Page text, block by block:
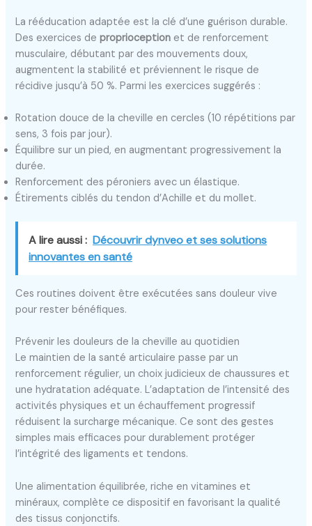
La rééducation adaptée est la clé d’une guérison durable.
Des exercices deproprioception et de renforcement
musculaire, débutant par des mouvements doux,
augmentent la stabilité et préviennent le risque de
récidive jusqu’à 50 %. Parmi les exercices suggérés :
Rotation douce de la cheville en cercles (10 répétitions par
sens, 3 fois par jour).
Équilibre sur un pied, en augmentant progressivement la
durée.
Renforcement des péroniers avec un élastique.
Étirements ciblés du tendon d’Achille et du mollet.
A lire aussi : Découvrir dynveo et ses solutions
innovantes en santé
Ces routines doivent être exécutées sans douleur vive
pour rester bénéfiques.
Prévenir les douleurs de la cheville au quotidien
Le maintien de la santé articulaire passe par un
renforcement régulier, un choix judicieux de chaussures et
une hydratation adéquate. L’adaptation de l’intensité des
activités physiques et un échauffement progressif
réduisent la surcharge mécanique. Ce sont des gestes
simples mais efficaces pour durablement protéger
l’intégrité des ligaments et tendons.
Une alimentation équilibrée, riche en vitamines et
minéraux, complète ce dispositif en favorisant la qualité
des tissus conjonctifs.